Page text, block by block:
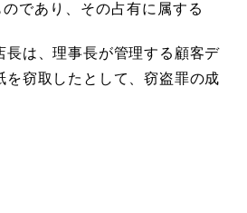
であり、その占有に属する
長は、理事長が管理する顧客デ
を窃取したとして、窃盗罪の成